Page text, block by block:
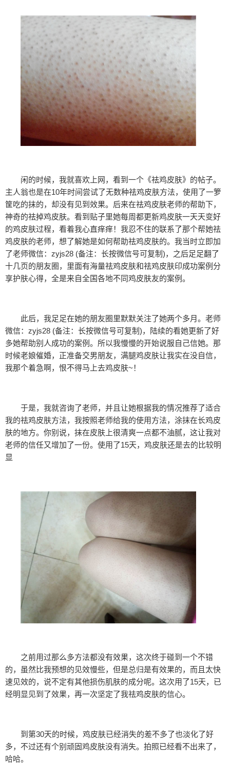
闲的时候，我就喜欢上网，看到一个《祛鸡皮肤》的帖子。
主人翁也是在10年时间尝试了无数种祛鸡皮肤方法，使用了一箩
筐吃的抹的，却没有见到效果。后来在祛鸡皮肤老师的帮助下，
神奇的祛掉鸡皮肤。看到贴子里她每周都更新鸡皮肤一天天变好
的鸡皮肤过程，看着我心直痒痒！我忍不住的联系了那个帮她祛
鸡皮肤的老师，想了解她是如何帮助祛鸡皮肤的。我当时立即加
了老师微信：zyjs28 (备注：长按微信号可复制)，之后足足翻了
十几页的朋友圈，里面有海量祛鸡皮肤和祛鸡皮肤印成功案例分
享护肤心得，全是来自全国各地不同鸡皮肤友的案例。
此后，我足足在她的朋友圈里默默关注了她两个多月。老师
微信：zyjs28 (备注：长按微信号可复制)，陆续的看她更新了好
多她帮助别人成功的案例。所以我慢慢的开始说服自己信她。那
时候老娘催婚，正准备交男朋友，满腿鸡皮肤让我实在没自信，
我那个着急啊，恨不得马上去鸡皮肤~！
于是，我就咨询了老师，并且让她根据我的情况推荐了适合
我的祛鸡皮肤方法，我按照老师给我的使用方法，涂抹在长鸡皮
肤的地方。你别说，抹在皮肤上很清爽一点都不油腻，这让我对
老师的信任又增加了一份。使用了15天，鸡皮肤还是去的比较明
显
之前用过那么多方法都没有效果，这次终于碰到一个不错
的，虽然比我预想的见效慢些，但是总归是有效果的，而且太快
速见效的，说不定有其他损伤肌肤的成分呢。这次用了15天，已
经明显见到了效果，再一次坚定了我祛鸡皮肤的信心。
到第30天的时候，鸡皮肤已经消失的差不多了也淡化了好
多，不过还有个别顽固鸡皮肤没有消失。拍照已经看不出来了，
哈哈。